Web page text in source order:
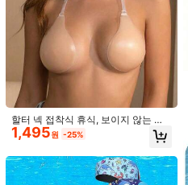
글리터 하트 모양 팽창식 수영 링, 투
명 PVC 플로트 튜브, 빠른 팽창 밸브,
피부 친화적이고 무취, 해변, 호수, 뒷
사진, 워터파크 레저에 적합
재고 10개 남음
8,731원 -27%
할터 넥 접착식 휴식, 보이지 않는 미
끄럼 방지 재사용 가능한 끈적한 브라,
작은 가슴용 끈 없는 드레스, 수영복,
실리콘 보이지 않는 브라
1,495원 -25%